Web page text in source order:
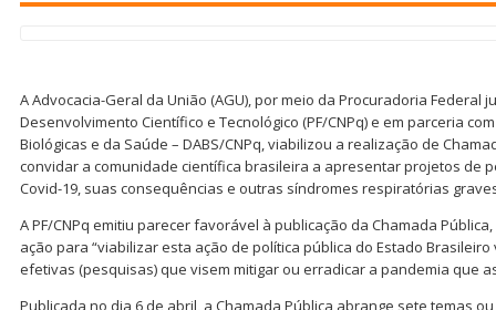
A Advocacia-Geral da União (AGU), por meio da Procuradoria Federal
Desenvolvimento Científico e Tecnológico (PF/CNPq) e em parceria
Biológicas e da Saúde – DABS/CNPq, viabilizou a realização de
convidar a comunidade científica brasileira a apresentar projetos de
Covid-19, suas consequências e outras síndromes respiratórias
A PF/CNPq emitiu parecer favorável à publicação da Chamada
ação para “viabilizar esta ação de política pública do Estado
efetivas (pesquisas) que visem mitigar ou erradicar a pandemia que
Publicada no dia 6 de abril, a Chamada Pública abrange sete temas